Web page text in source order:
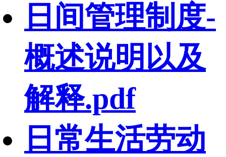
日间管理制度-
概述说明以及
解释.pdf
日常生活劳动